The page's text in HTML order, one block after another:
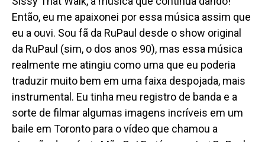
Sissy That Walk, a música que continua dando!
Então, eu me apaixonei por essa música assim que
eu a ouvi. Sou fã da RuPaul desde o show original
da RuPaul (sim, o dos anos 90), mas essa música
realmente me atingiu como uma que eu poderia
traduzir muito bem em uma faixa despojada, mais
instrumental. Eu tinha meu registro de banda e a
sorte de filmar algumas imagens incríveis em um
baile em Toronto para o vídeo que chamou a